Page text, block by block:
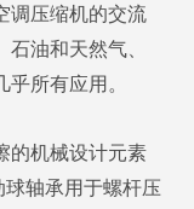
调压缩机的交流
油和天然气、
所有应用。
的机械设计元素
球轴承用于螺杆压